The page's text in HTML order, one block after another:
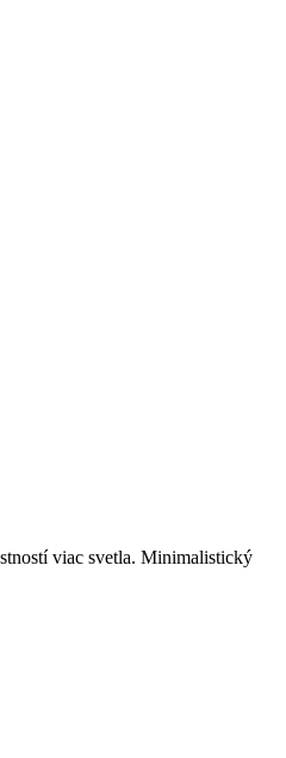
viac svetla. Minimalistický